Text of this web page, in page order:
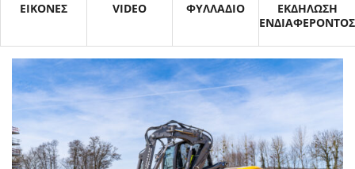
ΕΙΚΟΝΕΣ VIDEO ΦΥΛΛΑΔΙΟ
ΕΚΔΗΛΩΣΗ
ΕΝΔΙΑΦΕΡΟΝΤΟΣ